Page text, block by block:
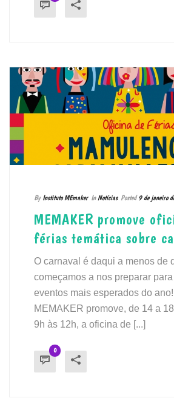
By Instituto MEmaker In Notícias Posted 9 de janeiro
MEMAKER promove
férias temática sobre
O carnaval é daqui a menos de
começamos a nos preparar
eventos mais esperados do
MEMAKER promove, de 14 a
9h às 12h, a oficina de [...]
0